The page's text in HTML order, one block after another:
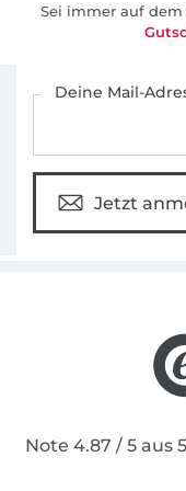
Sei immer auf
Deine Mail-
Jetzt
Note 4.87 / 5 aus